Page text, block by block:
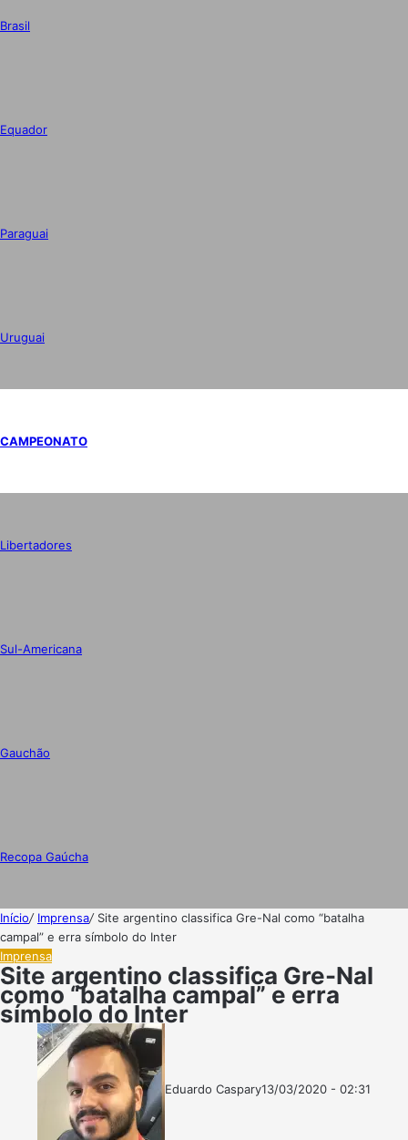
Brasil
Equador
Paraguai
Uruguai
CAMPEONATO
Libertadores
Sul-Americana
Gauchão
Recopa Gaúcha
Início/ Imprensa/ Site argentino classifica Gre-Nal como “batalha
campal” e erra símbolo do Inter
Imprensa
Site argentino classifica Gre-Nal
como “batalha campal” e erra
símbolo do Inter
Eduardo CasparyFollow
Mande
13/03/2020 - 02:31